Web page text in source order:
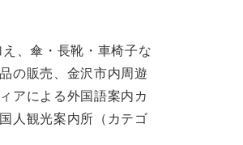
、傘・長靴・車椅子な
の販売、金沢市内周遊
アによる外国語案内カ
人観光案内所（カテゴ